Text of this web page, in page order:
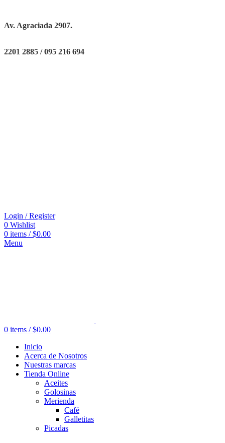
Av. Agraciada 2907.
2201 2885 / 095 216 694
Login / Register
0 Wishlist
0 items / $0.00
Menu
0 items / $0.00
Inicio
Acerca de Nosotros
Nuestras marcas
Tienda Online
Aceites
Golosinas
Merienda
Café
Galletitas
Picadas